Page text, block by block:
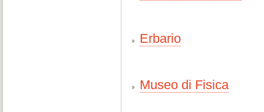
Erbario
Museo di Fisica